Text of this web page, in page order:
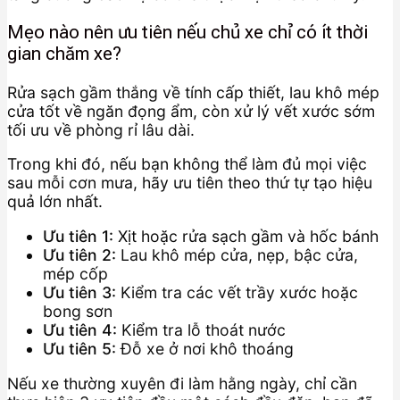
Mẹo nào nên ưu tiên nếu chủ xe chỉ có ít thời
gian chăm xe?
Rửa sạch gầm thắng về tính cấp thiết, lau khô mép
cửa tốt về ngăn đọng ẩm, còn xử lý vết xước sớm
tối ưu về phòng rỉ lâu dài.
Trong khi đó, nếu bạn không thể làm đủ mọi việc
sau mỗi cơn mưa, hãy ưu tiên theo thứ tự tạo hiệu
quả lớn nhất.
Ưu tiên 1: Xịt hoặc rửa sạch gầm và hốc bánh
Ưu tiên 2: Lau khô mép cửa, nẹp, bậc cửa,
mép cốp
Ưu tiên 3: Kiểm tra các vết trầy xước hoặc
bong sơn
Ưu tiên 4: Kiểm tra lỗ thoát nước
Ưu tiên 5: Đỗ xe ở nơi khô thoáng
Nếu xe thường xuyên đi làm hằng ngày, chỉ cần